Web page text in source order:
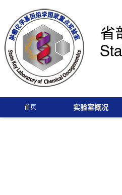
首页 实验室概况